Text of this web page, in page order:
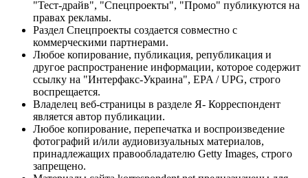
"Тест-драйв", "Спецпроекты", "Промо" публикуются на
правах рекламы.
Раздел Спецпроекты создается совместно с
коммерческими партнерами.
Любое копирование, публикация, републикация и
другое распространение информации, которое содержит
ссылку на "Интерфакс-Украина", EPA / UPG, строго
воспрещается.
Владелец веб-страницы в разделе Я- Корреспондент
является автор публикации.
Любое копирование, перепечатка и воспроизведение
фотографий и/или аудиовизуальных материалов,
принадлежащих правообладателю Getty Images, строго
запрещено.